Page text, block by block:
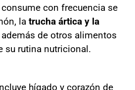
con frecuencia se
la trucha ártica y la
de otros alimentos
su rutina nutricional.
hígado y corazón de